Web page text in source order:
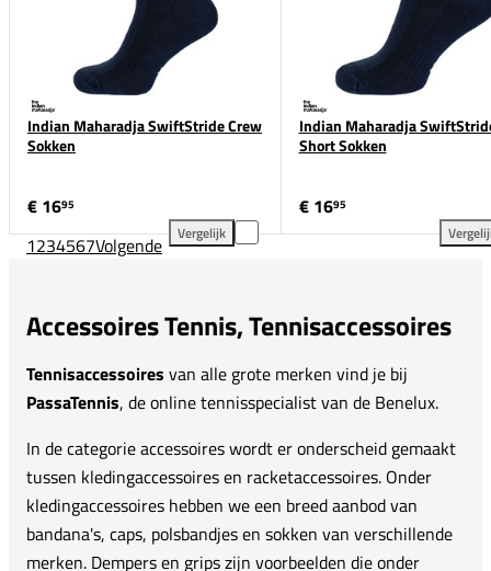
Indian Maharadja SwiftStride Crew
Sokken
€ 1695
Vergelijk
Indian Maharadja SwiftStride Crew Sokken
Indian Maharadja
Short Sokken
€ 1695
1234567Volgende
Accessoires Tennis, Tennisaccessoires
Tennisaccessoires van alle grote merken vind je bij
PassaTennis, de online tennisspecialist van de Benelux.
In de categorie accessoires wordt er onderscheid gemaakt
tussen kledingaccessoires en racketaccessoires. Onder
kledingaccessoires hebben we een breed aanbod van
bandana's, caps, polsbandjes en sokken van verschillende
merken. Dempers en grips zijn voorbeelden die onder